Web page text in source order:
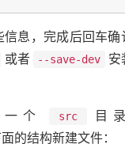
息，完成后回车确
或者 --save-dev
安
一个 src 目
的结构新建文件：